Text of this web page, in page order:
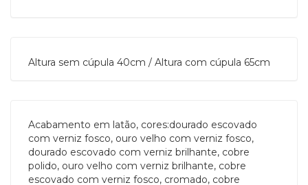
Altura sem cúpula 40cm / Altura com cúpula 65cm
Acabamento em latão, cores:dourado escovado
com verniz fosco, ouro velho com verniz fosco,
dourado escovado com verniz brilhante, cobre
polido, ouro velho com verniz brilhante, cobre
escovado com verniz fosco, cromado, cobre